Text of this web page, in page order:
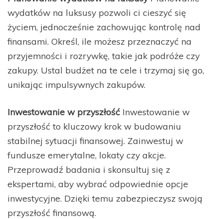
wydatków na luksusy pozwoli ci cieszyć się
życiem, jednocześnie zachowując kontrolę nad
finansami. Określ, ile możesz przeznaczyć na
przyjemności i rozrywkę, takie jak podróże czy
zakupy. Ustal budżet na te cele i trzymaj się go,
unikając impulsywnych zakupów.
Inwestowanie w przyszłość Inwestowanie w
przyszłość to kluczowy krok w budowaniu
stabilnej sytuacji finansowej. Zainwestuj w
fundusze emerytalne, lokaty czy akcje.
Przeprowadź badania i skonsultuj się z
ekspertami, aby wybrać odpowiednie opcje
inwestycyjne. Dzięki temu zabezpieczysz swoją
przyszłość finansową.